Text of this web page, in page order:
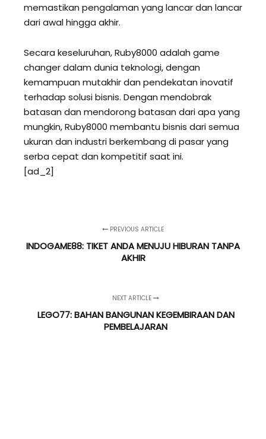
memastikan pengalaman yang lancar dan lancar
dari awal hingga akhir.
Secara keseluruhan, Ruby8000 adalah game
changer dalam dunia teknologi, dengan
kemampuan mutakhir dan pendekatan inovatif
terhadap solusi bisnis. Dengan mendobrak
batasan dan mendorong batasan dari apa yang
mungkin, Ruby8000 membantu bisnis dari semua
ukuran dan industri berkembang di pasar yang
serba cepat dan kompetitif saat ini.
[ad_2]
PREVIOUS ARTICLE
INDOGAME88: TIKET ANDA MENUJU HIBURAN TANPA
AKHIR
NEXT ARTICLE
LEGO77: BAHAN BANGUNAN KEGEMBIRAAN DAN
PEMBELAJARAN